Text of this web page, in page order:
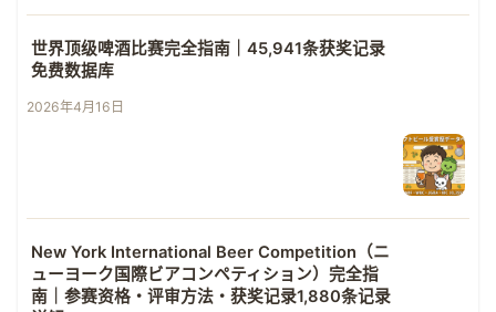
世界顶级啤酒比赛完全指南｜45,941条获奖记录
免费数据库
2026年4月16日
New York International Beer Competition（ニ
ューヨーク国際ビアコンペティション）完全指
南｜参赛资格・评审方法・获奖记录1,880条记录